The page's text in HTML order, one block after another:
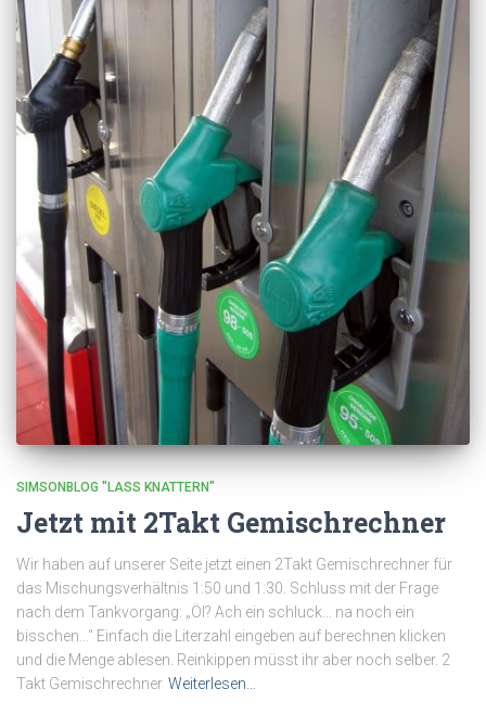
SIMSONBLOG "LASS KNATTERN"
Jetzt mit 2Takt Gemischrechner
Wir haben auf unserer Seite jetzt einen 2Takt Gemischrechner für
das Mischungsverhältnis 1:50 und 1:30. Schluss mit der Frage
nach dem Tankvorgang: „Öl? Ach ein schluck… na noch ein
bisschen…“ Einfach die Literzahl eingeben auf berechnen klicken
und die Menge ablesen. Reinkippen müsst ihr aber noch selber. 2
Takt Gemischrechner Weiterlesen…